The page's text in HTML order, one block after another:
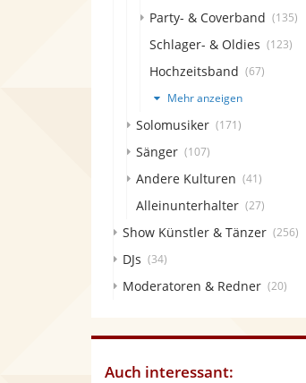
Party- & Coverband (135)
Schlager- & Oldies (123)
Hochzeitsband (67)
Mehr anzeigen
Solomusiker (171)
Sänger (107)
Andere Kulturen (41)
Alleinunterhalter (27)
Show Künstler & Tänzer (256)
DJs (34)
Moderatoren & Redner (20)
Auch interessant: